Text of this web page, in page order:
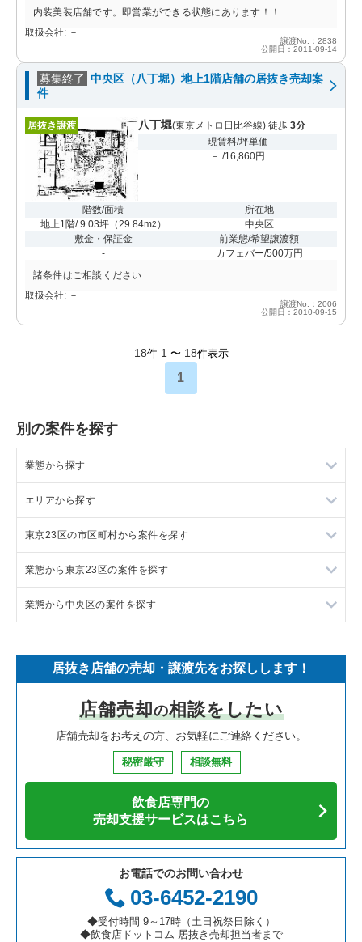
内装美装店舗です。即営業ができる状態にあります！！
取扱会社: －
譲渡No.：2838
公開日：2011-09-14
募集終了 中央区（八丁堀）地上1階店舗の居抜き売却案
件
居抜き譲渡 八丁堀(東京メトロ日比谷線) 徒歩 3分
現賃料/坪単価
－ /16,860円
階数/面積
地上1階/ 9.03坪（29.84m2 ）
所在地
中央区
敷金・保証金
-
前業態/希望譲渡額
カフェバー/500万円
諸条件はご相談ください
取扱会社: －
譲渡No.：2006
公開日：2010-09-15
18件 1 〜 18件表示
1
別の案件を探す
業態から探す
ラーメンの居抜き売却物件の案件一覧
フランス料理の居抜き売却物件の案件一覧
イタリア料理の居抜き売却物件の案件一覧
中華の居抜き売却物件の案件一覧
寿司の居抜き売却物件の案件一覧
焼肉の居抜き売却物件の案件一覧
鉄板焼き・お好み焼の居抜き売却物件の案件一覧
カフェの居抜き売却物件の案件一覧
テイクアウトの居抜き売却物件の案件一覧
お弁当・惣菜・デリの居抜き売却物件の案件一覧
カラオケ・パブ・スナックの居抜き売却物件の案件一覧
エリアから探す
東京23区の飲食店の居抜き売却物件の案件一覧
東京都下の飲食店の居抜き売却物件の案件一覧
千葉県の飲食店の居抜き売却物件の案件一覧
神奈川県の飲食店の居抜き売却物件の案件一覧
大阪府の飲食店の居抜き売却物件の案件一覧
兵庫県の飲食店の居抜き売却物件の案件一覧
愛知県の飲食店の居抜き売却物件の案件一覧
岐阜県の飲食店の居抜き売却物件の案件一覧
三重県の飲食店の居抜き売却物件の案件一覧
東京23区の市区町村から案件を探す
目黒区の飲食店の居抜き売却物件の案件一覧
渋谷区の飲食店の居抜き売却物件の案件一覧
新宿区の飲食店の居抜き売却物件の案件一覧
葛飾区の飲食店の居抜き売却物件の案件一覧
中央区の飲食店の居抜き売却物件の案件一覧
千代田区の飲食店の居抜き売却物件の案件一覧
港区の飲食店の居抜き売却物件の案件一覧
足立区の飲食店の居抜き売却物件の案件一覧
板橋区の飲食店の居抜き売却物件の案件一覧
業態から東京23区の案件を探す
東京23区のラーメンの居抜き売却物件の案件一覧
東京23区のイタリア料理の居抜き売却物件の案件一覧
東京23区の中華の居抜き売却物件の案件一覧
東京23区のそば・うどんの居抜き売却物件の案件一覧
東京23区の焼肉の居抜き売却物件の案件一覧
東京23区の鉄板焼き・お好み焼の居抜き売却物件の案件一覧
東京23区のアジア料理の居抜き売却物件の案件一覧
東京23区のカフェの居抜き売却物件の案件一覧
業態から中央区の案件を探す
中央区のフランス料理の居抜き売却物件の案件一覧
中央区のイタリア料理の居抜き売却物件の案件一覧
中央区の中華の居抜き売却物件の案件一覧
中央区の寿司の居抜き売却物件の案件一覧
中央区の焼肉の居抜き売却物件の案件一覧
中央区の鉄板焼き・お好み焼の居抜き売却物件の案件一覧
中央区のアジア料理の居抜き売却物件の案件一覧
居抜き店舗の売却・譲渡先をお探しします！
店舗売却の相談をしたい
店舗売却をお考えの方、お気軽にご連絡ください。
秘密厳守 相談無料
飲食店専門の
売却支援サービスはこちら
お電話でのお問い合わせ
03-6452-2190
◆受付時間 9～17時（土日祝祭日除く）
◆飲食店ドットコム 居抜き売却担当者まで